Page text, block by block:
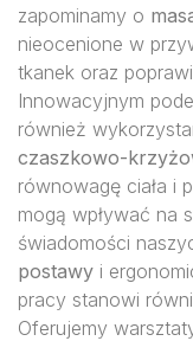
zapominamy o
nieocenione w
tkanek oraz
Innowacyjnym
również
czaszkowo-
równowagę ciała i
mogą wpływać na
świadomości
postawy i
pracy stanowi
Oferujemy